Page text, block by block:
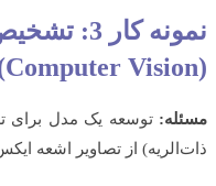
نمونه کار 3:
توسعه یک مدل برای
از تصاویر اشعه ایکس